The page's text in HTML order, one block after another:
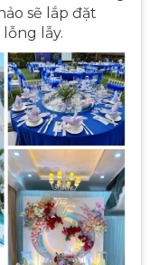
sẽ lắp đặt
lẫy.